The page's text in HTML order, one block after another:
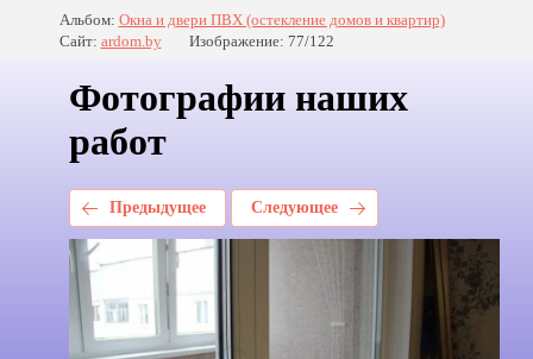
Альбом: Окна и двери ПВХ (остекление домов и квартир)
Сайт: ardom.by Изображение: 77/122
Фотографии наших
работ
Предыдущее Следующее